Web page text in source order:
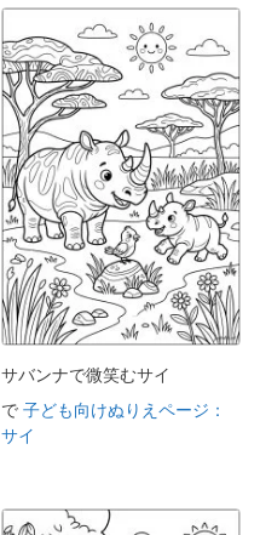
サバンナで微笑むサイ
で 子ども向けぬりえページ：
サイ